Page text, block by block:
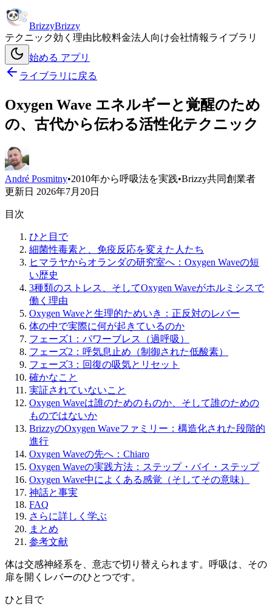
BrizzyBrizzy
テクニック効く理由比較料金法人向け会社情報ライブラリ
始める アプリ
ライブラリに戻る
Oxygen Wave エネルギーと覚醒のため
の、古代から伝わる活性化テクニック
André Posmitny•2010年から呼吸法を実践•Brizzy共同創業者
更新日 2026年7月20日
目次
ひと目で
細菌性毒素と、免疫反応を変えた人たち
ヒマラヤからオランダの研究室へ：Oxygen Waveの短
い歴史
3種類のストレス、そしてOxygen Waveがホルミシスで
働く理由
Oxygen Waveと生理的ためいき：正反対のレバー
体の中で実際に何が起きているのか
フェーズ1：パワーブレス（過呼吸）
フェーズ2：呼気息止め（制御された低酸素）
フェーズ3：回復の吸気とリセット
確かなこと
実証されていないこと
Oxygen Waveは誰のためのものか、そして誰のための
ものではないか
BrizzyのOxygen Waveファミリー：構造化された段階的
進行
Oxygen Waveの先へ：Chiaro
Oxygen Waveの実践方法：ステップ・バイ・ステップ
Oxygen Wave中によくある感覚（そしてその意味）
神話と事実
FAQ
さらに詳しく学ぶ
まとめ
参考文献
体は交感神経系を、意志で切り替えられます。呼吸は、その
扉を開くレバーのひとつです。
ひと目で